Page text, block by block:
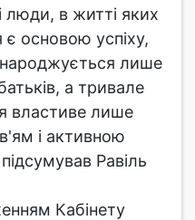
люди, в житті яких
основою успіху,
лише
а тривале
властиве лише
і активною
Равіль
Кабінету